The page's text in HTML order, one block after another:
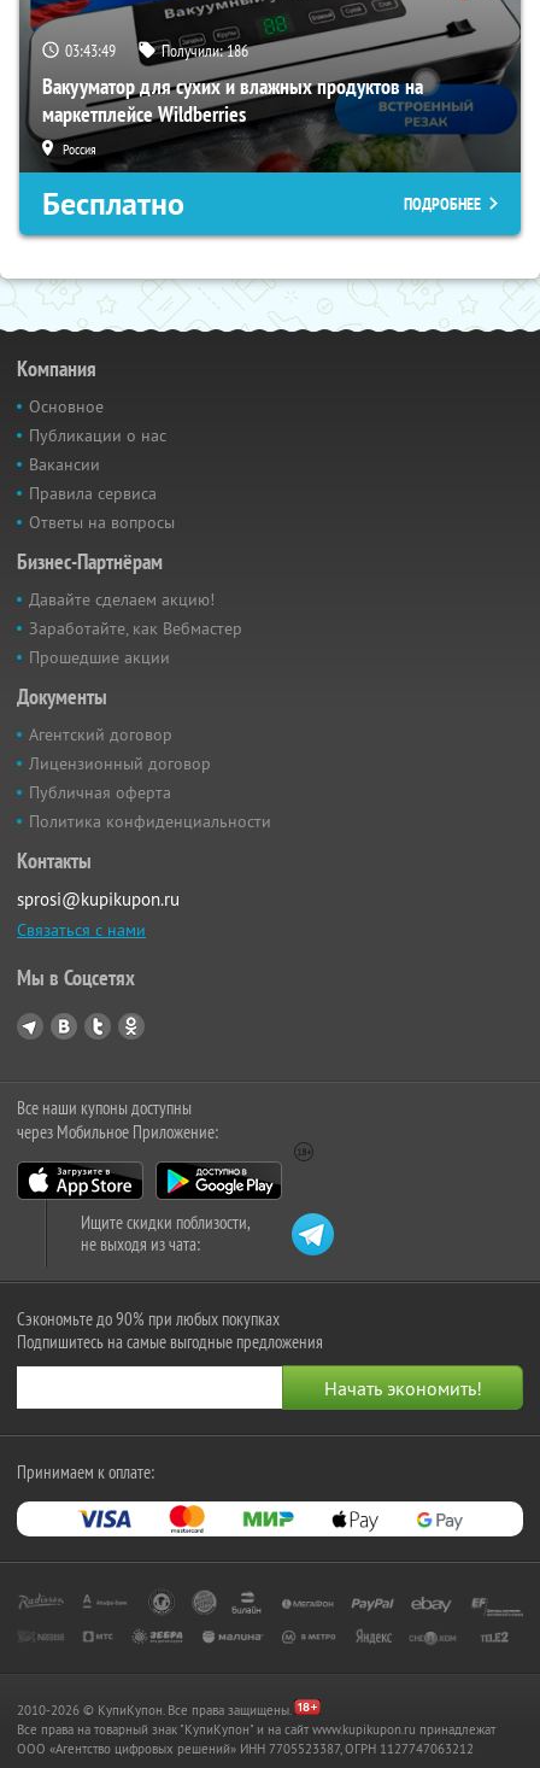
03:43:48 Получили:186
Вакууматор для сухих и влажных продуктов на
маркетплейсе Wildberries
Россия
Бесплатно ПОДРОБНЕЕ
Компания
Основное
Публикации о нас
Вакансии
Правила сервиса
Ответы на вопросы
Бизнес-Партнёрам
Давайте сделаем акцию!
Заработайте, как Вебмастер
Прошедшие акции
Документы
Агентский договор
Лицензионный договор
Публичная оферта
Политика конфиденциальности
Контакты
sprosi@kupikupon.ru
Связаться с нами
Мы в Соцсетях
Все наши купоны доступны
через Мобильное Приложение:
Ищите скидки поблизости,
не выходя из чата:
Сэкономьте до 90% при любых покупках
Подпишитесь на самые выгодные предложения
Принимаем к оплате:
2010-2026 © КупиКупон. Все права защищены.
Все права на товарный знак "КупиКупон" и на сайт www.kupikupon.ru принадлежат
OOO «Агентство цифровых решений» ИНН 7705523387, ОГРН 1127747063212